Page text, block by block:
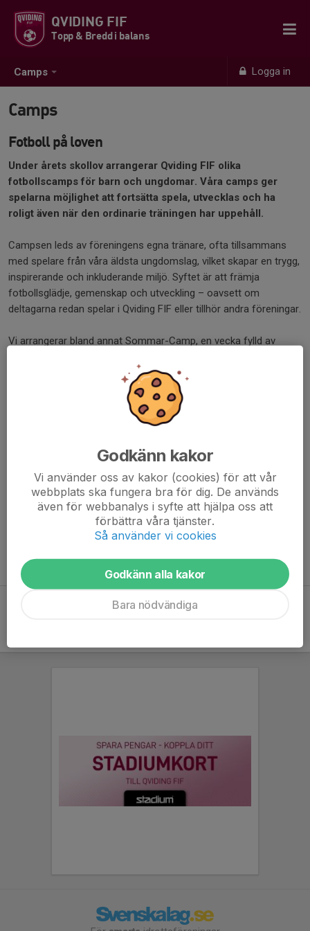
Camps Logga in
QVIDING FIF
Topp & Bredd i balans
Camps
Fotboll på loven
Under årets skollov arrangerar Qviding FIF olika
fotbollscamps för barn och ungdomar. Våra camps ger
spelarna möjlighet att fortsätta spela, utvecklas och ha
roligt även när den ordinarie träningen har uppehåll.
Campsen leds av föreningens egna tränare, ofta tillsammans
med spelare från våra äldsta ungdomslag, vilket skapar en trygg,
inspirerande och inkluderande miljö. Syftet är att främja
fotbollsglädje, gemenskap och utveckling – oavsett om
deltagarna redan spelar i Qviding FIF eller tillhör andra föreningar.
Vi arrangerar bland annat Sommar-Camp, en vecka fylld av
på höstlovet, med fokus på teknik, spelförståelse och individuell
utveckling för de som vill ta nästa steg i sin fotboll.
Genom våra camps får barn och ungdomar växa – både som
Qviding FIF:s värderingar.
Sommarcamp
Godkänn kakor
Vi använder oss av kakor (cookies) för att vår
webbplats ska fungera bra för dig. De används
även för webbanalys i syfte att hjälpa oss att
förbättra våra tjänster.
Så använder vi cookies
Godkänn alla kakor
Bara nödvändiga